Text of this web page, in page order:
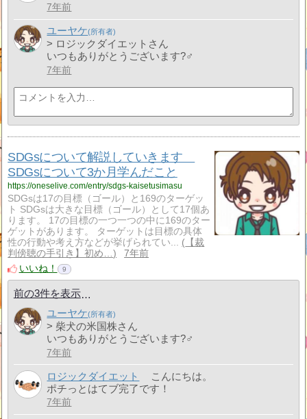
7年前
ユーヤケ
> ロジックダイエットさん
いつもありがとうございます?‍♂️
7年前
SDGsについて解説していきます
SDGsについて3か月学んだこと
https://oneselive.com/entry/sdgs-kaisetusimasu
SDGsは17の目標（ゴール）と169のターゲッ
ト SDGsは大きな目標（ゴール）として17個あ
ります。 17の目標の一つ一つの中に169のター
ゲットがあります。 ターゲットは目標の具体
性の行動や考え方などが挙げられてい...
【裁
判傍聴の手引き】初め…
7年前
いいね！
9
前の3件を表示
ユーヤケ
> 柴犬の米国株さん
いつもありがとうございます?‍♂️
7年前
ロジックダイエット
こんにちは。
ポチっとはてブ完了です！
7年前